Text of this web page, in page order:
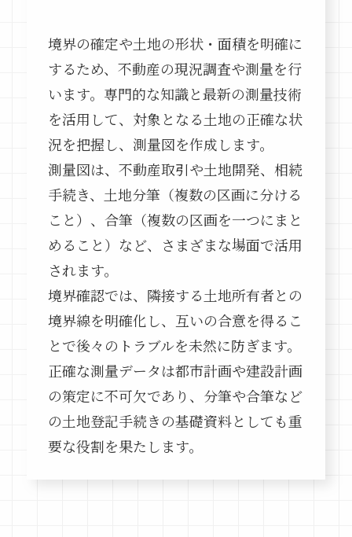
境界の確定や土地の形状・面積を明確に
するため、不動産の現況調査や測量を行
います。専門的な知識と最新の測量技術
を活用して、対象となる土地の正確な状
況を把握し、測量図を作成します。
測量図は、不動産取引や土地開発、相続
手続き、土地分筆（複数の区画に分ける
こと）、合筆（複数の区画を一つにまと
めること）など、さまざまな場面で活用
されます。
境界確認では、隣接する土地所有者との
境界線を明確化し、互いの合意を得るこ
とで後々のトラブルを未然に防ぎます。
正確な測量データは都市計画や建設計画
の策定に不可欠であり、分筆や合筆など
の土地登記手続きの基礎資料としても重
要な役割を果たします。